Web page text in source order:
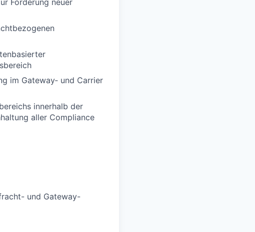
Förderung neuer
im Gateway‑ und Carrier
innerhalb der
aller Compliance
und Gateway-